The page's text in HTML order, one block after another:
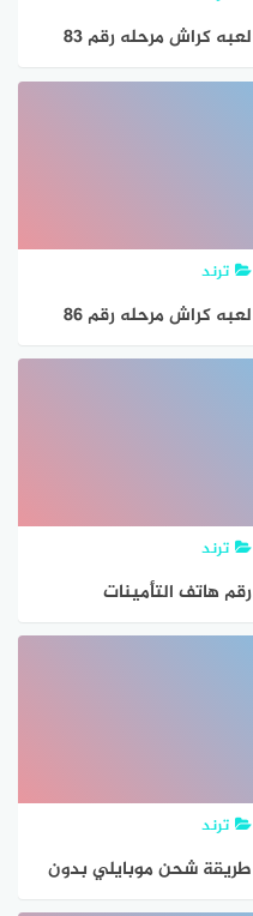
لعبه كراش مرحله رقم 83
ترند
لعبه كراش مرحله رقم 86
ترند
رقم هاتف التأمينات
الاجتماعية الجديد الموحد 24
ترند
طريقة شحن موبايلي بدون